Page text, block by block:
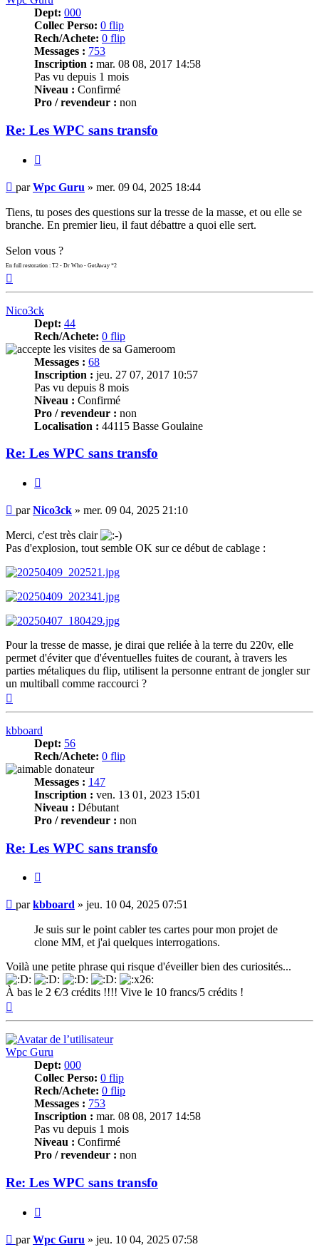
Dept: 000
Collec Perso: 0 flip
Rech/Achete: 0 flip
Messages : 753
Inscription : mar. 08 08, 2017 14:58
Pas vu depuis 1 mois
Niveau : Confirmé
Pro / revendeur : non
Re: Les WPC sans transfo
Message
parWpc Guru » mer. 09 04, 2025 18:44
Tiens, tu poses des questions sur la tresse de la masse, et ou elle se
branche. En premier lieu, il faut débattre a quoi elle sert.
Selon vous ?
En full restoration : T2 - Dr Who - GetAway *2
Nico3ck
Dept: 44
Rech/Achete: 0 flip
Messages : 68
Inscription : jeu. 27 07, 2017 10:57
Pas vu depuis 8 mois
Niveau : Confirmé
Pro / revendeur : non
Localisation : 44115 Basse Goulaine
Re: Les WPC sans transfo
Message
parNico3ck » mer. 09 04, 2025 21:10
Merci, c'est très clair
Pas d'explosion, tout semble OK sur ce début de cablage :
Pour la tresse de masse, je dirai que reliée à la terre du 220v, elle
permet d'éviter que d'éventuelles fuites de courant, à travers les
parties métaliques du flip, utilisent la personne entrant de jongler sur
un multiball comme raccourci ?
kbboard
Dept: 56
Rech/Achete: 0 flip
Messages : 147
Inscription : ven. 13 01, 2023 15:01
Niveau : Débutant
Pro / revendeur : non
Re: Les WPC sans transfo
Message
parkbboard » jeu. 10 04, 2025 07:51
Je suis sur le point cabler tes cartes pour mon projet de
clone MM, et j'ai quelques interrogations.
Voilà une petite phrase qui risque d'éveiller bien des curiosités...
À bas le 2 €/3 crédits !!!! Vive le 10 francs/5 crédits !
Wpc Guru
Dept: 000
Collec Perso: 0 flip
Rech/Achete: 0 flip
Messages : 753
Inscription : mar. 08 08, 2017 14:58
Pas vu depuis 1 mois
Niveau : Confirmé
Pro / revendeur : non
Re: Les WPC sans transfo
Message
parWpc Guru » jeu. 10 04, 2025 07:58